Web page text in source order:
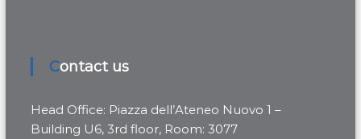
Contact us
Head Office: Piazza dell’Ateneo Nuovo 1 –
Building U6, 3rd floor, Room: 3077